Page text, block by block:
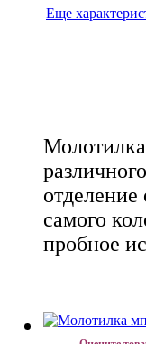
Еще
Молотилка
самого
пробное